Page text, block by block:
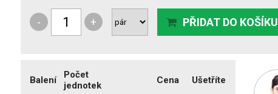
- + PŘIDAT DO KOŠÍKU
Balení
Počet
jednotek
Cena Ušetříte